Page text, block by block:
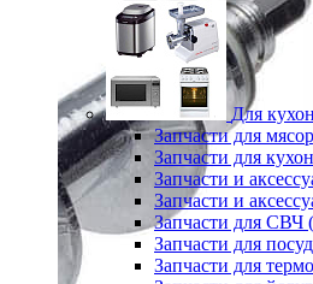
Для
Запчасти для
Запчасти для
Запчасти и
Запчасти и
Запчасти для СВЧ
Запчасти для
Запчасти для